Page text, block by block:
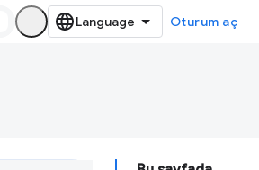
Oturum aç